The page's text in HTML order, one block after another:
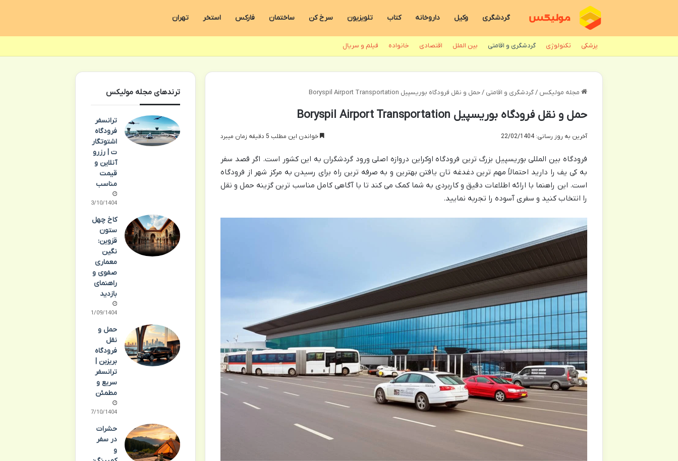
گردشگری وکیل داروخانه کتاب تلویزیون سرخ کن ساختمان فارکس استخر تهران
پزشکی تکنولوژی گردشگری و اقامتی بین الملل اقتصادی خانواده فیلم و سریال
مجله مولیکس / گردشگری و اقامتی / حمل و نقل فرودگاه بوریسپیل Boryspil Airport Transportation
حمل و نقل فرودگاه بوریسپیل Boryspil Airport Transportation
آخرین به روز رسانی: 22/02/1404 خواندن این مطلب 5 دقیقه زمان میبرد
فرودگاه بین المللی بوریسپیل بزرگ ترین فرودگاه اوکراین دروازه اصلی ورود گردشگران به این کشور است. اگر قصد سفر
به کی یف را دارید احتمالاً مهم ترین دغدغه تان یافتن بهترین و به صرفه ترین راه برای رسیدن به مرکز شهر از فرودگاه
است. این راهنما با ارائه اطلاعات دقیق و کاربردی به شما کمک می کند تا با آگاهی کامل مناسب ترین گزینه حمل و نقل
را انتخاب کنید و سفری آسوده را تجربه نمایید.
ترندهای مجله مولیکس
ترانسفر
فرودگاه
اشتوتگار
ت | رزرو
آنلاین و
قیمت
مناسب
03/10/1404
کاخ چهل
ستون
قزوین:
نگین
معماری
صفوی و
راهنمای
بازدید
21/09/1404
حمل و
نقل
فرودگاه
بریزبن |
ترانسفر
سریع و
مطمئن
07/10/1404
حشرات
در سفر
و